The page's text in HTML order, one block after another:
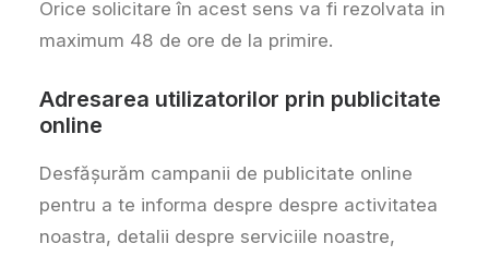
Orice solicitare în acest sens va fi rezolvata in
maximum 48 de ore de la primire.
Adresarea utilizatorilor prin publicitate
online
Desfășurăm campanii de publicitate online
pentru a te informa despre despre activitatea
noastra, detalii despre serviciile noastre,